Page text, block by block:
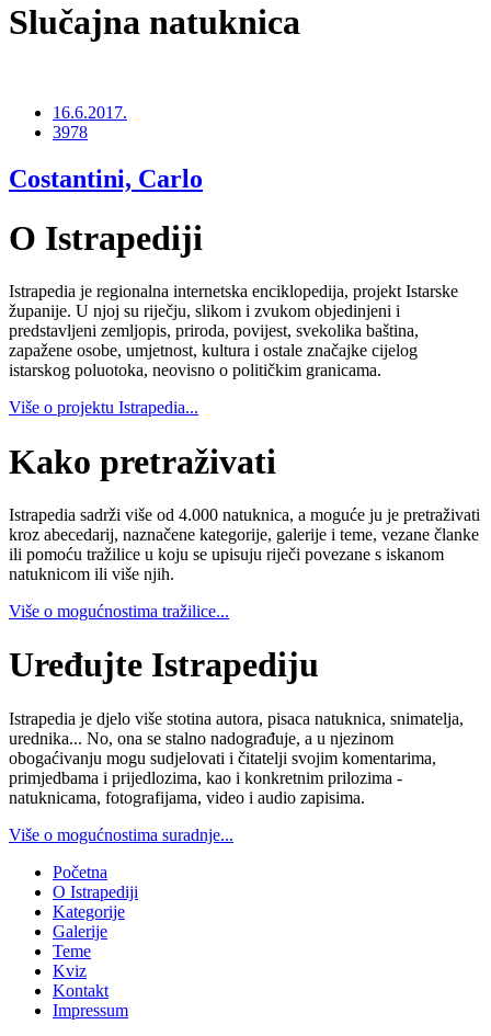
Slučajna natuknica
16.6.2017.
3978
Costantini, Carlo
O Istrapediji
Istrapedia je regionalna internetska enciklopedija, projekt Istarske
županije. U njoj su riječju, slikom i zvukom objedinjeni i
predstavljeni zemljopis, priroda, povijest, svekolika baština,
zapažene osobe, umjetnost, kultura i ostale značajke cijelog
istarskog poluotoka, neovisno o političkim granicama.
Više o projektu Istrapedia...
Kako pretraživati
Istrapedia sadrži više od 4.000 natuknica, a moguće ju je pretraživati
kroz abecedarij, naznačene kategorije, galerije i teme, vezane članke
ili pomoću tražilice u koju se upisuju riječi povezane s iskanom
natuknicom ili više njih.
Više o mogućnostima tražilice...
Uređujte Istrapediju
Istrapedia je djelo više stotina autora, pisaca natuknica, snimatelja,
urednika... No, ona se stalno nadograđuje, a u njezinom
obogaćivanju mogu sudjelovati i čitatelji svojim komentarima,
primjedbama i prijedlozima, kao i konkretnim prilozima -
natuknicama, fotografijama, video i audio zapisima.
Više o mogućnostima suradnje...
Početna
O Istrapediji
Kategorije
Galerije
Teme
Kviz
Kontakt
Impressum